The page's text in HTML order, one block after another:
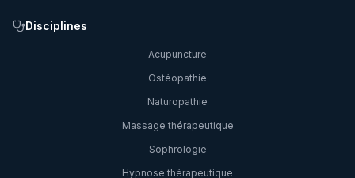
Disciplines
Acupuncture
Ostéopathie
Naturopathie
Massage thérapeutique
Sophrologie
Hypnose thérapeutique